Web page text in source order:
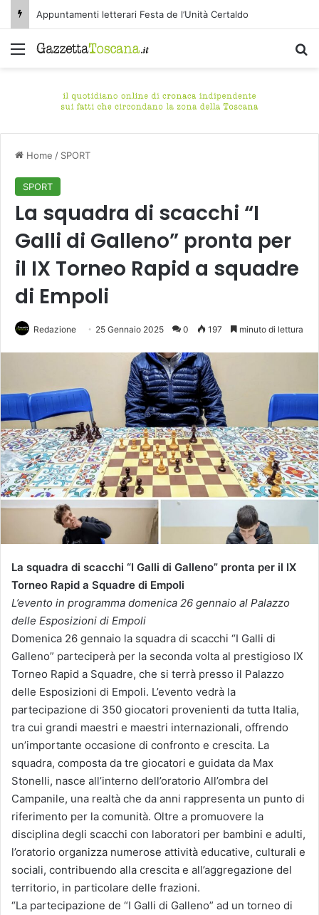
Appuntamenti letterari Festa de l’Unità Certaldo
Menu
Home / SPORT
SPORT
La squadra di scacchi “I
Galli di Galleno” pronta per
il IX Torneo Rapid a squadre
di Empoli
Redazione 25 Gennaio 2025 0 197 minuto di lettura
La squadra di scacchi “I Galli di Galleno” pronta per il IX
Torneo Rapid a Squadre di Empoli
L’evento in programma domenica 26 gennaio al Palazzo
delle Esposizioni di Empoli
Domenica 26 gennaio la squadra di scacchi “I Galli di
Galleno” parteciperà per la seconda volta al prestigioso IX
Torneo Rapid a Squadre, che si terrà presso il Palazzo
delle Esposizioni di Empoli. L’evento vedrà la
partecipazione di 350 giocatori provenienti da tutta Italia,
tra cui grandi maestri e maestri internazionali, offrendo
un’importante occasione di confronto e crescita. La
squadra, composta da tre giocatori e guidata da Max
Stonelli, nasce all’interno dell’oratorio All’ombra del
Campanile, una realtà che da anni rappresenta un punto di
riferimento per la comunità. Oltre a promuovere la
disciplina degli scacchi con laboratori per bambini e adulti,
l’oratorio organizza numerose attività educative, culturali e
sociali, contribuendo alla crescita e all’aggregazione del
territorio, in particolare delle frazioni.
“La partecipazione de “I Galli di Galleno” ad un torneo di